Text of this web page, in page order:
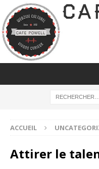
ACCUEIL
Attirer le